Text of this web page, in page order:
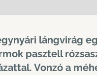
lángvirág
pasztell
Vonzó a